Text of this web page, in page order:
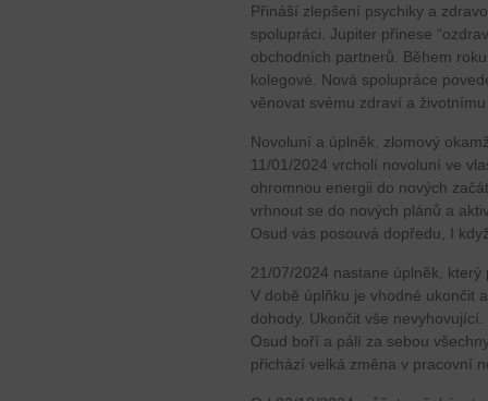
Přináší zlepšení psychiky a
spolupráci. Jupiter přinese
obchodních partnerů. Během
kolegové. Nová spolupráce
věnovat svému zdraví a
Novoluní a úplněk, zlomový
11/01/2024 vrcholí novoluní ve
ohromnou energii do nových
vrhnout se do nových plánů a
Osud vás posouvá dopředu, I
21/07/2024 nastane úplněk,
V době úplňku je vhodné ukončit
dohody. Ukončit vše
Osud boří a pálí za sebou
přichází velká změna v pracovní